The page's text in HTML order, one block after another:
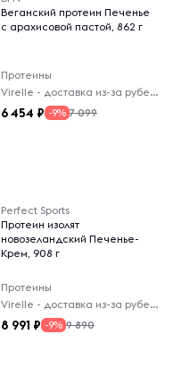
Веганский протеин Печенье
с арахисовой пастой, 862 г
Протеины
Virelle - доставка из-за рубежа
6 454 -9% 7 099
Perfect Sports
Протеин изолят
новозеландский Печенье-
Крем, 908 г
Протеины
Virelle - доставка из-за рубежа
8 991 -9% 9 890